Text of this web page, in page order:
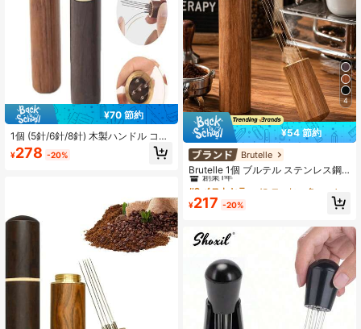
¥70 節約
1個 (5針/6針/8針) 木製ハンドル コー
ヒースティラー プロのエスプレッソ
ディストリビューター針 コーヒーパ
¥278 -20%
4
¥54 節約
Brutelle
Brutelle 1個 ブルテル ステンレス鋼
製コーヒーパウダー ディストリビュ
ーター、ポータブルコーヒーパウダ
ーディスペンサー、自宅、オフィ
#9 ベストセラー
創業1年
#9 ベストセラー
創業1年
#9 ベストセラー
創業1年
#9 ベストセラー
¥217 -20%